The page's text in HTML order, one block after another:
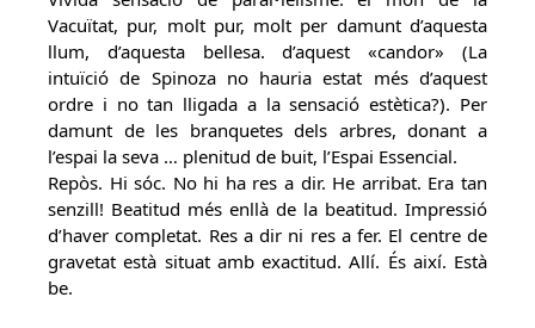
Vacuïtat, pur, molt pur, molt per damunt d’aquesta
llum, d’aquesta bellesa. d’aquest «candor» (La
intuïció de Spinoza no hauria estat més d’aquest
ordre i no tan lligada a la sensació estètica?). Per
damunt de les branquetes dels arbres, donant a
l’espai la seva … plenitud de buit, l’Espai Essencial.
Repòs. Hi sóc. No hi ha res a dir. He arribat. Era tan
senzill! Beatitud més enllà de la beatitud. Impressió
d’haver completat. Res a dir ni res a fer. El centre de
gravetat està situat amb exactitud. Allí. És així. Està
be.